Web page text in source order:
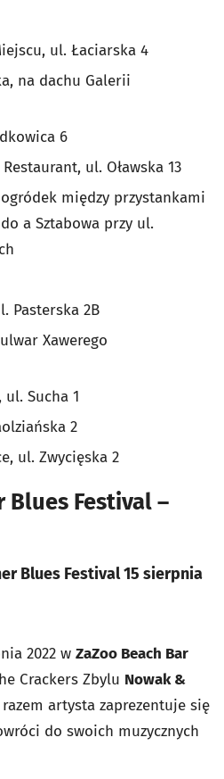
ul. Łaciarska 4
na dachu Galerii
6
ul. Oławska 13
między przystankami
a Sztabowa przy ul.
Pasterska 2B
Xawerego
Sucha 1
2
ul. Zwycięska 2
Blues Festival –
Blues Festival 15 sierpnia
2022 w ZaZoo Beach Bar
Crackers Zbylu Nowak &
razem artysta zaprezentuje się
do swoich muzycznych